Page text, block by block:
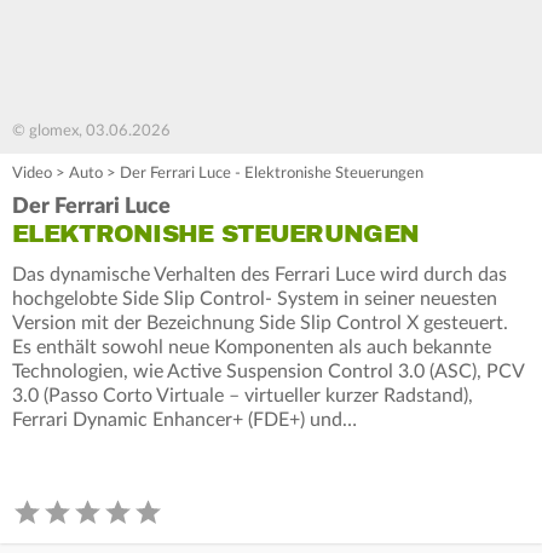
© glomex, 03.06.2026
Video > Auto > Der Ferrari Luce - Elektronishe Steuerungen
Der Ferrari Luce
ELEKTRONISHE STEUERUNGEN
Das dynamische Verhalten des Ferrari Luce wird durch das
hochgelobte Side Slip Control- System in seiner neuesten
Version mit der Bezeichnung Side Slip Control X gesteuert.
Es enthält sowohl neue Komponenten als auch bekannte
Technologien, wie Active Suspension Control 3.0 (ASC), PCV
3.0 (Passo Corto Virtuale – virtueller kurzer Radstand),
Ferrari Dynamic Enhancer+ (FDE+) und…